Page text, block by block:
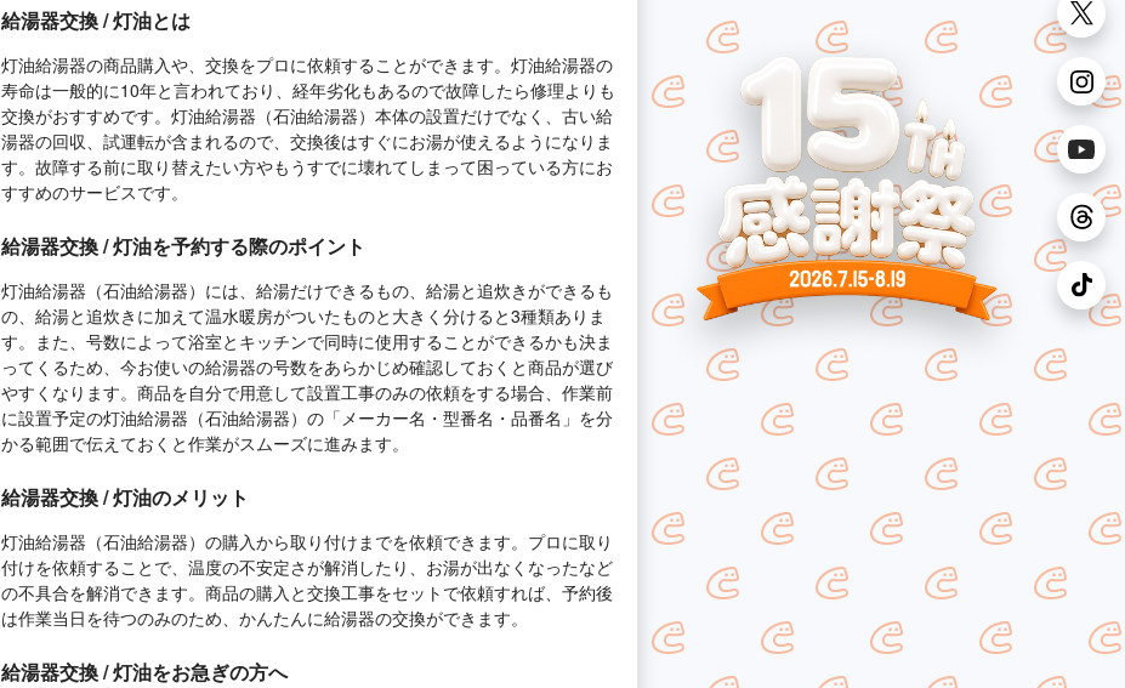
給湯器交換 / 灯油とは
灯油給湯器の商品購入や、交換をプロに依頼することができます。灯油給湯器の
寿命は一般的に10年と言われており、経年劣化もあるので故障したら修理よりも
交換がおすすめです。灯油給湯器（石油給湯器）本体の設置だけでなく、古い給
湯器の回収、試運転が含まれるので、交換後はすぐにお湯が使えるようになりま
す。故障する前に取り替えたい方やもうすでに壊れてしまって困っている方にお
すすめのサービスです。
給湯器交換 / 灯油を予約する際のポイント
灯油給湯器（石油給湯器）には、給湯だけできるもの、給湯と追炊きができるも
の、給湯と追炊きに加えて温水暖房がついたものと大きく分けると3種類ありま
す。また、号数によって浴室とキッチンで同時に使用することができるかも決ま
ってくるため、今お使いの給湯器の号数をあらかじめ確認しておくと商品が選び
やすくなります。商品を自分で用意して設置工事のみの依頼をする場合、作業前
に設置予定の灯油給湯器（石油給湯器）の「メーカー名・型番名・品番名」を分
かる範囲で伝えておくと作業がスムーズに進みます。
給湯器交換 / 灯油のメリット
灯油給湯器（石油給湯器）の購入から取り付けまでを依頼できます。プロに取り
付けを依頼することで、温度の不安定さが解消したり、お湯が出なくなったなど
の不具合を解消できます。商品の購入と交換工事をセットで依頼すれば、予約後
は作業当日を待つのみのため、かんたんに給湯器の交換ができます。
給湯器交換 / 灯油をお急ぎの方へ